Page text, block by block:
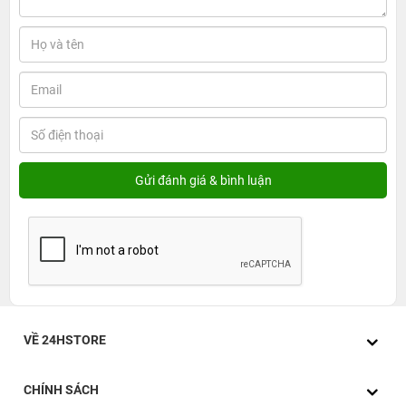
vừa đủ cho ứng dụng cần thiết, hình ảnh, video và dữ liệu
cá nhân. Khi mua Xiaomi Redmi A5 4GB/128GB tại
24hStore, khách hàng còn có thể yên tâm hơn về nguồn
gốc sản phẩm, chính sách bảo hành và các chương trình
ưu đãi đi kèm tùy từng thời điểm. Nhờ đó, người dùng có
thêm lựa chọn tiết kiệm chi phí nhưng vẫn đảm bảo trải
nghiệm sử dụng ổn định trong nhu cầu hằng ngày.
VỀ 24HSTORE
CHÍNH SÁCH